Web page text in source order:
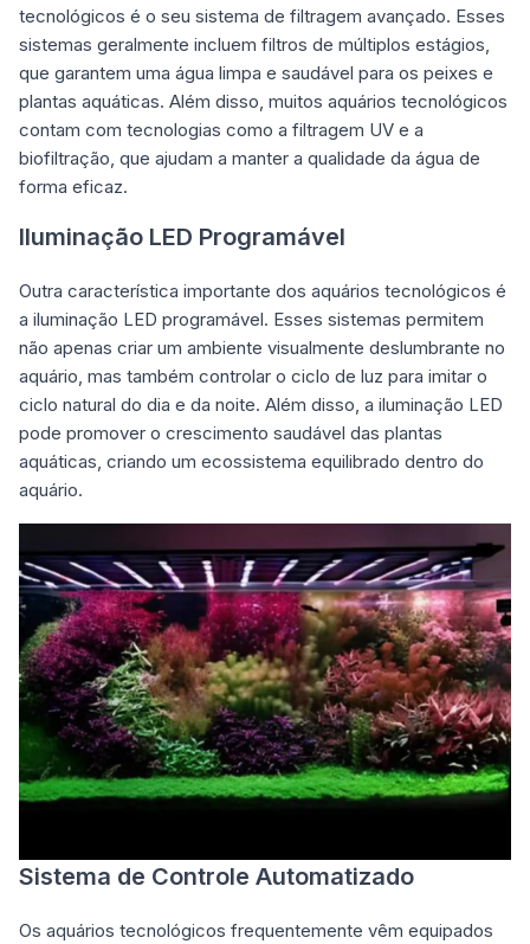
tecnológicos é o seu sistema de filtragem avançado. Esses
sistemas geralmente incluem filtros de múltiplos estágios,
que garantem uma água limpa e saudável para os peixes e
plantas aquáticas. Além disso, muitos aquários tecnológicos
contam com tecnologias como a filtragem UV e a
biofiltração, que ajudam a manter a qualidade da água de
forma eficaz.
Iluminação LED Programável
Outra característica importante dos aquários tecnológicos é
a iluminação LED programável. Esses sistemas permitem
não apenas criar um ambiente visualmente deslumbrante no
aquário, mas também controlar o ciclo de luz para imitar o
ciclo natural do dia e da noite. Além disso, a iluminação LED
pode promover o crescimento saudável das plantas
aquáticas, criando um ecossistema equilibrado dentro do
aquário.
Sistema de Controle Automatizado
Os aquários tecnológicos frequentemente vêm equipados